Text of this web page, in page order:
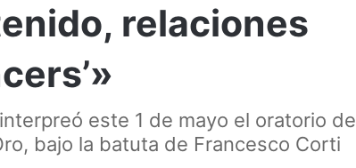
relaciones
este 1 de mayo el oratorio de
bajo la batuta de Francesco Corti